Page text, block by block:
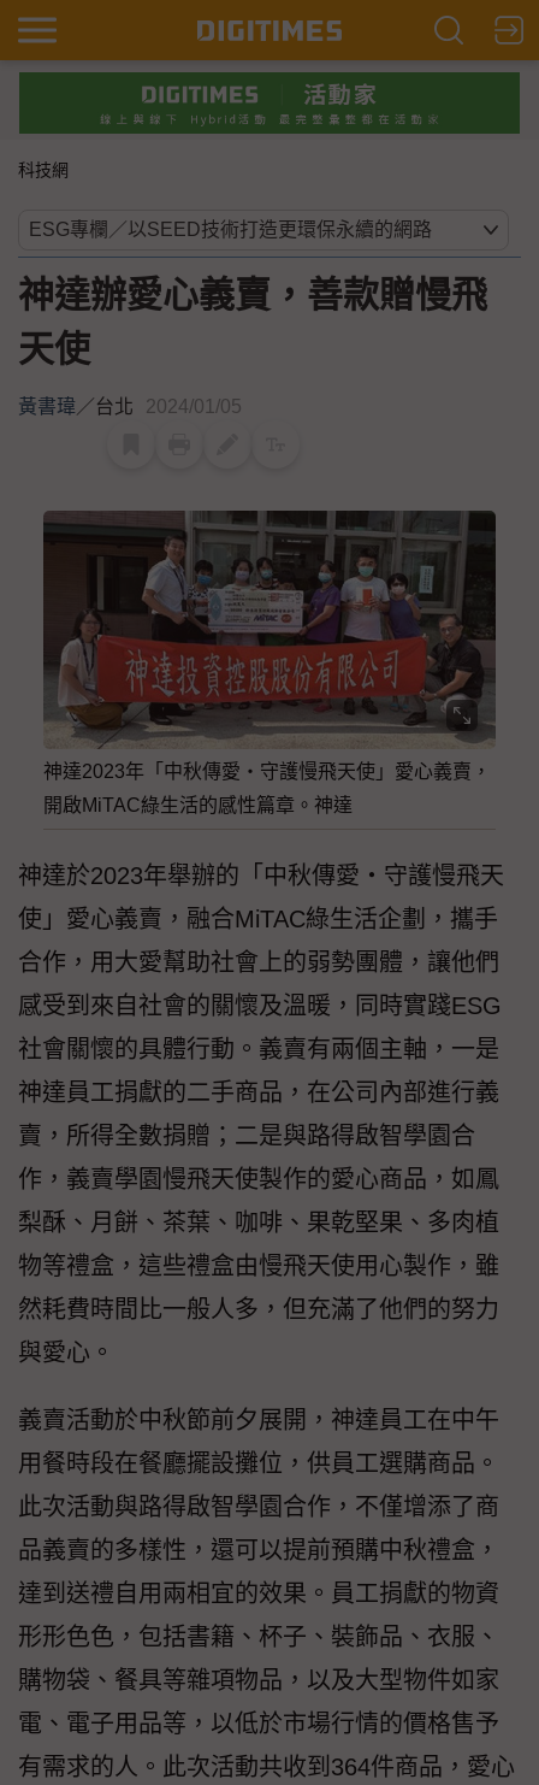
科技網
神達辦愛心義賣，善款贈慢飛
天使
黃書瑋／台北 2024/01/05
神達2023年「中秋傳愛‧守護慢飛天使」愛心義賣，
開啟MiTAC綠生活的感性篇章。神達
神達於2023年舉辦的「中秋傳愛‧守護慢飛天
使」愛心義賣，融合MiTAC綠生活企劃，攜手
合作，用大愛幫助社會上的弱勢團體，讓他們
感受到來自社會的關懷及溫暖，同時實踐ESG
社會關懷的具體行動。義賣有兩個主軸，一是
神達員工捐獻的二手商品，在公司內部進行義
賣，所得全數捐贈；二是與路得啟智學園合
作，義賣學園慢飛天使製作的愛心商品，如鳳
梨酥、月餅、茶葉、咖啡、果乾堅果、多肉植
物等禮盒，這些禮盒由慢飛天使用心製作，雖
然耗費時間比一般人多，但充滿了他們的努力
與愛心。
義賣活動於中秋節前夕展開，神達員工在中午
用餐時段在餐廳擺設攤位，供員工選購商品。
此次活動與路得啟智學園合作，不僅增添了商
品義賣的多樣性，還可以提前預購中秋禮盒，
達到送禮自用兩相宜的效果。員工捐獻的物資
形形色色，包括書籍、杯子、裝飾品、衣服、
購物袋、餐具等雜項物品，以及大型物件如家
電、電子用品等，以低於市場行情的價格售予
有需求的人。此次活動共收到364件商品，愛心